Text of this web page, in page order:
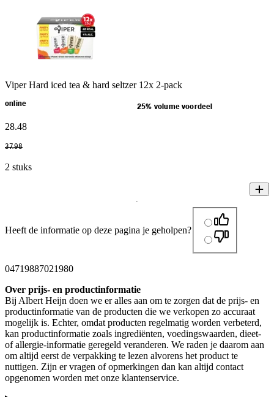
Viper Hard iced tea & hard seltzer 12x 2-pack
online 25% volume voordeel
28.48
37.98
2 stuks
Heeft de informatie op deze pagina je geholpen?
04719887021980
Over prijs- en productinformatie
Bij Albert Heijn doen we er alles aan om te zorgen dat de prijs- en
productinformatie van de producten die we verkopen zo accuraat
mogelijk is. Echter, omdat producten regelmatig worden verbeterd,
kan productinformatie zoals ingrediënten, voedingswaarden, dieet-
of allergie-informatie geregeld veranderen. We raden je daarom aan
om altijd eerst de verpakking te lezen alvorens het product te
nuttigen. Zijn er vragen of opmerkingen dan kan altijd contact
opgenomen worden met onze klantenservice.